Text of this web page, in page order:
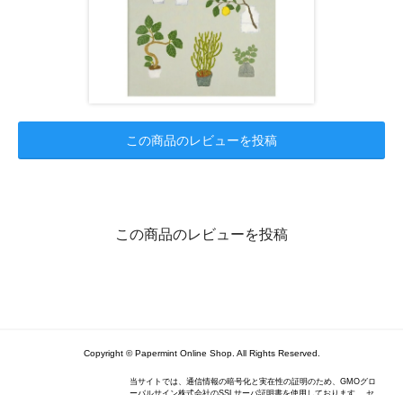
この商品のレビューを投稿
この商品のレビューを投稿
Copyright © Papermint Online Shop. All Rights Reserved.
当サイトでは、通信情報の暗号化と実在性の証明のため、GMOグロ